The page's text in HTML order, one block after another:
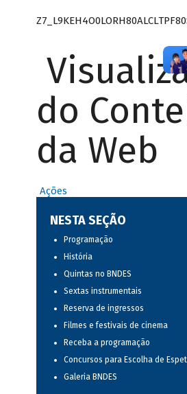
do
da Web
Ações
NESTA SEÇÃO
Programação
História
Quintas no BNDES
Sextas instrumentais
Reserva de ingressos
Filmes e festivais de cinema
Receba a programação
Concursos para Escolha de
Galeria BNDES